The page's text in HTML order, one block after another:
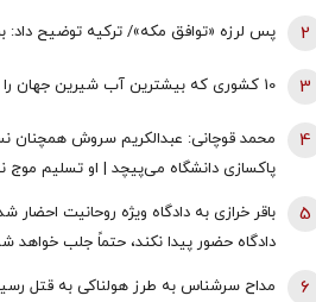
پس لرزه «توافق مکه»/ ترکیه توضیح داد: 2
10 کشوری که بیشترین آب شیرین جهان را دارند 3
محمد قوچانی: عبدالکریم سروش همچنان
پاکسازی دانشگاه می‌پیچد | او تسلیم
است | سروش به زبان چپ سخن می‌گوید و
رقابتی را با برچسب کاپیتالیسم توضیح
4
باقر خرازی به دادگاه ویژه روحانیت احضار
دادگاه حضور پیدا نکند، حتماً جلب خواهد
5
مداح سرشناس به طرز هولناکی به قتل
6